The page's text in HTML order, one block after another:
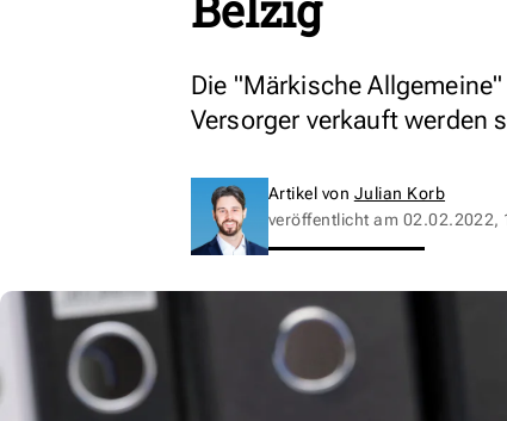
Die "Märkische
Versorger verkauft werden
Artikel von Julian Korb
veröffentlicht am 02.02.2022,